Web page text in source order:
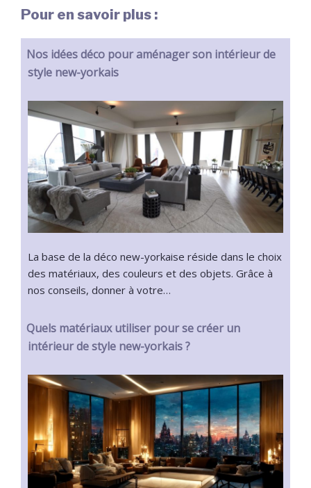
Pour en savoir plus :
Nos idées déco pour aménager son intérieur de
style new-yorkais
La base de la déco new-yorkaise réside dans le choix
des matériaux, des couleurs et des objets. Grâce à
nos conseils, donner à votre…
Quels matériaux utiliser pour se créer un
intérieur de style new-yorkais ?